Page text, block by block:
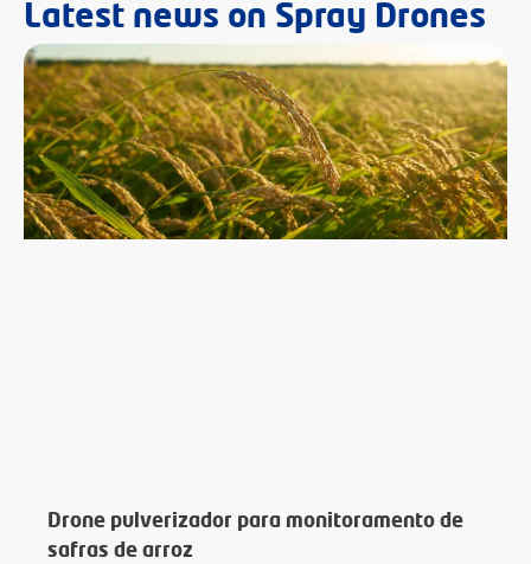
Latest news on Spray Drones
Drone pulverizador para monitoramento de
safras de arroz